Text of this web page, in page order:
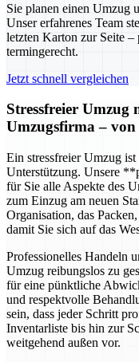
Sie planen einen Umzug
Unser erfahrenes Team
letzten Karton zur Seite –
termingerecht.
Jetzt schnell vergleichen
Stressfreier Umzug
Umzugsfirma –
Ein stressfreier Umzug
Unterstützung. Unsere
für Sie alle Aspekte des
zum Einzug am neuen
Organisation, das
damit Sie sich auf das
Professionelles Handeln
Umzug reibungslos zu
für eine pünktliche
und respektvolle
sein, dass jeder Schritt
Inventarliste bis hin zur
weitgehend außen vor.